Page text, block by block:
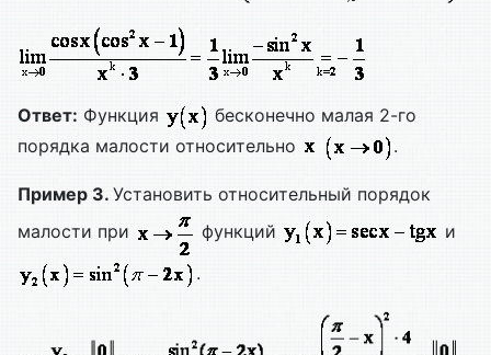
Ответ: Функция
бесконечно малая 2-го
порядка малости относительно
.
Пример 3. Установить относительный порядок
малости при
функций
и
.